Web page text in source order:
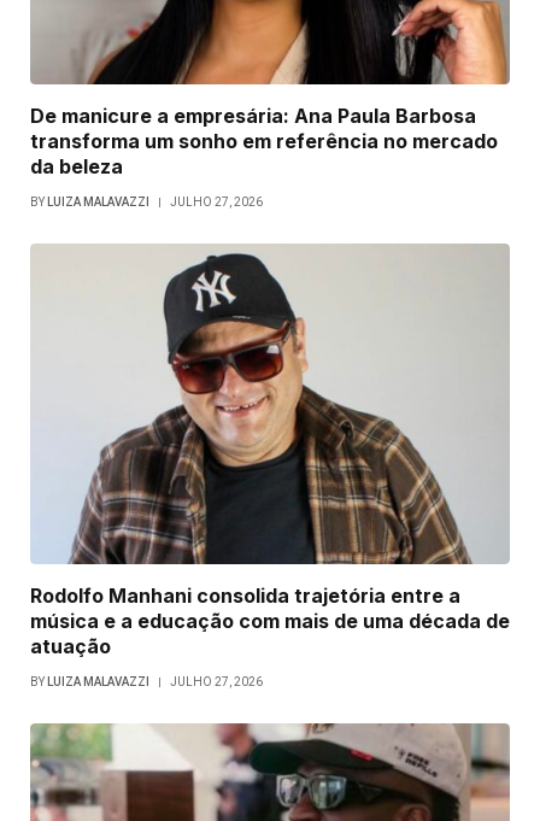
De manicure a empresária: Ana Paula Barbosa
transforma um sonho em referência no mercado
da beleza
BY LUIZA MALAVAZZI JULHO 27, 2026
Rodolfo Manhani consolida trajetória entre a
música e a educação com mais de uma década de
atuação
BY LUIZA MALAVAZZI JULHO 27, 2026